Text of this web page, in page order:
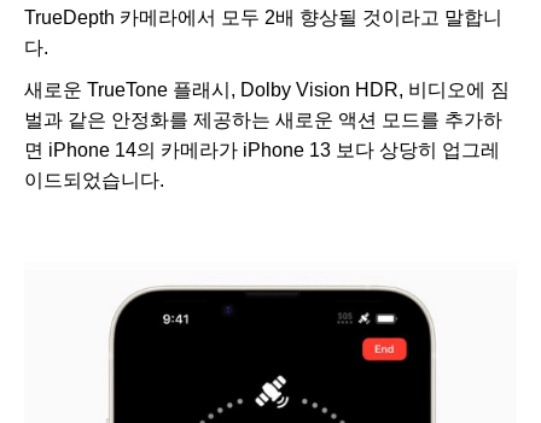
TrueDepth 카메라에서 모두 2배 향상될 것이라고 말합니
다.
새로운 TrueTone 플래시, Dolby Vision HDR, 비디오에 짐
벌과 같은 안정화를 제공하는 새로운 액션 모드를 추가하
면 iPhone 14의 카메라가 iPhone 13 보다 상당히 업그레
이드되었습니다.